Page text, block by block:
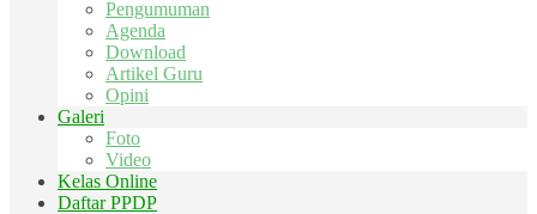
Pengumuman
Agenda
Download
Artikel Guru
Opini
Galeri
Foto
Video
Kelas Online
Daftar PPDP